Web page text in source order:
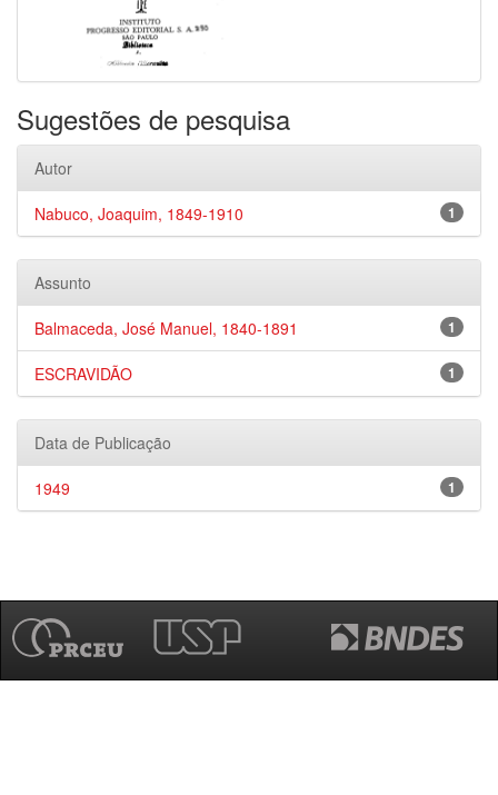
Sugestões de pesquisa
Autor
1
Nabuco, Joaquim, 1849-1910
Assunto
1
Balmaceda, José Manuel, 1840-1891
1
ESCRAVIDÃO
Data de Publicação
1
1949